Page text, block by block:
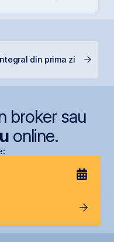
din prima zi
broker sau
online.